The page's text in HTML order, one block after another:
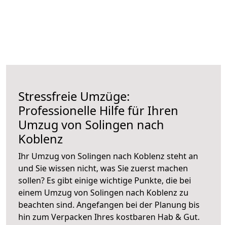
Stressfreie Umzüge:
Professionelle Hilfe für Ihren
Umzug von Solingen nach
Koblenz
Ihr Umzug von Solingen nach Koblenz steht an
und Sie wissen nicht, was Sie zuerst machen
sollen? Es gibt einige wichtige Punkte, die bei
einem Umzug von Solingen nach Koblenz zu
beachten sind. Angefangen bei der Planung bis
hin zum Verpacken Ihres kostbaren Hab & Gut.